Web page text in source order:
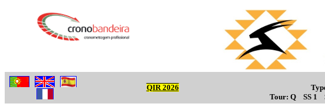
QIR 2026
Tour: Q SS 1